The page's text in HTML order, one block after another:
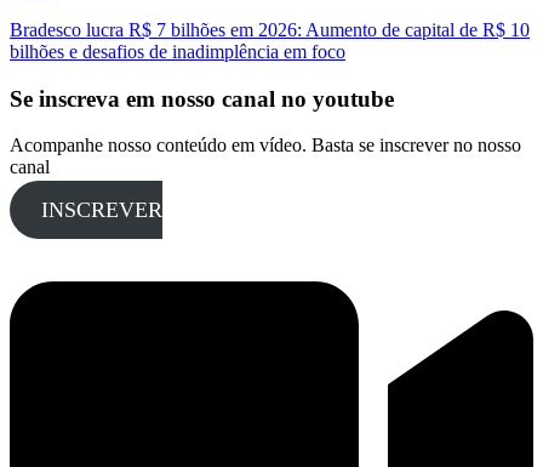
Bradesco lucra R$ 7 bilhões em 2026: Aumento de capital de R$ 10
bilhões e desafios de inadimplência em foco
Se inscreva em nosso canal no youtube
Acompanhe nosso conteúdo em vídeo. Basta se inscrever no nosso
canal
INSCREVER